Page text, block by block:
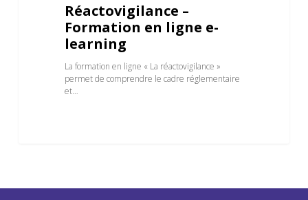
Réactovigilance –
Formation en ligne e-
learning
La formation en ligne « La réactovigilance »
permet de comprendre le cadre réglementaire
et…